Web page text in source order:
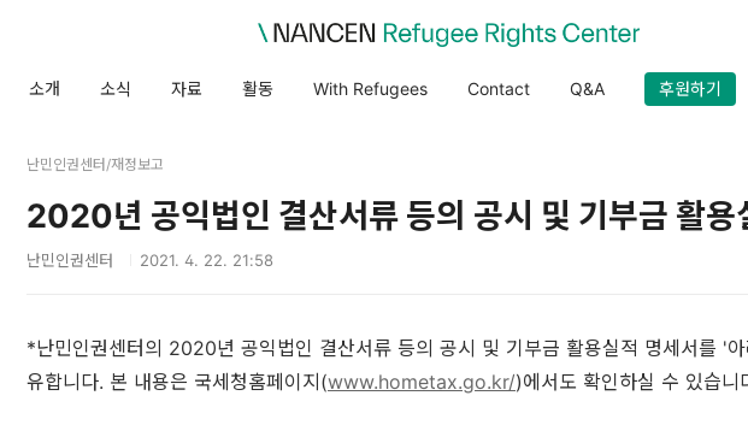
소개 소식 자료 활동 With Refugees Contact Q&A 후원하기
난민인권센터/재정보고
2020년 공익법인 결산서류 등의 공시 및 기부금 활용
난민인권센터 2021. 4. 22. 21:58
*난민인권센터의 2020년 공익법인 결산서류 등의 공시 및 기부금 활용실적 명세서를 '
유합니다. 본 내용은 국세청홈페이지(www.hometax.go.kr/)에서도 확인하실 수 있습니